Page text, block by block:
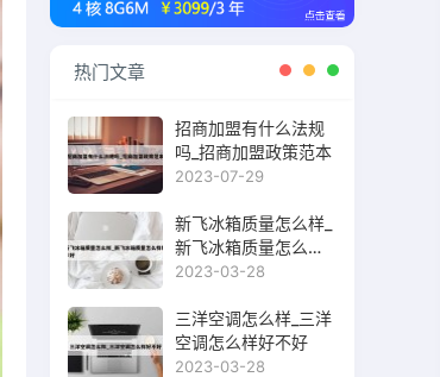
热门文章
招商加盟有什么法规
吗_招商加盟政策范本
2023-07-29
新飞冰箱质量怎么样_
新飞冰箱质量怎么样
好不好
2023-03-28
三洋空调怎么样_三洋
空调怎么样好不好
2023-03-28